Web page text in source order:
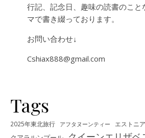
行記、記念日、趣味の読書のこと
マで書き綴っております。
お問い合わせ↓
Cshiax888@gmail.com
Tags
2025年東北旅行 アフタヌーンティー エストニア